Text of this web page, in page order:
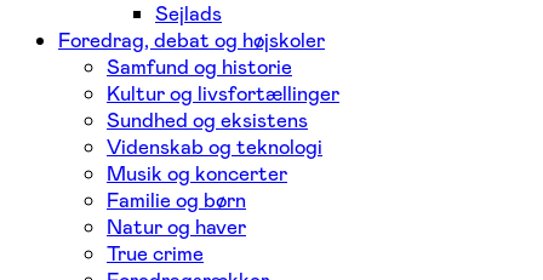
Sejlads
Foredrag, debat og højskoler
Samfund og historie
Kultur og livsfortællinger
Sundhed og eksistens
Videnskab og teknologi
Musik og koncerter
Familie og børn
Natur og haver
True crime